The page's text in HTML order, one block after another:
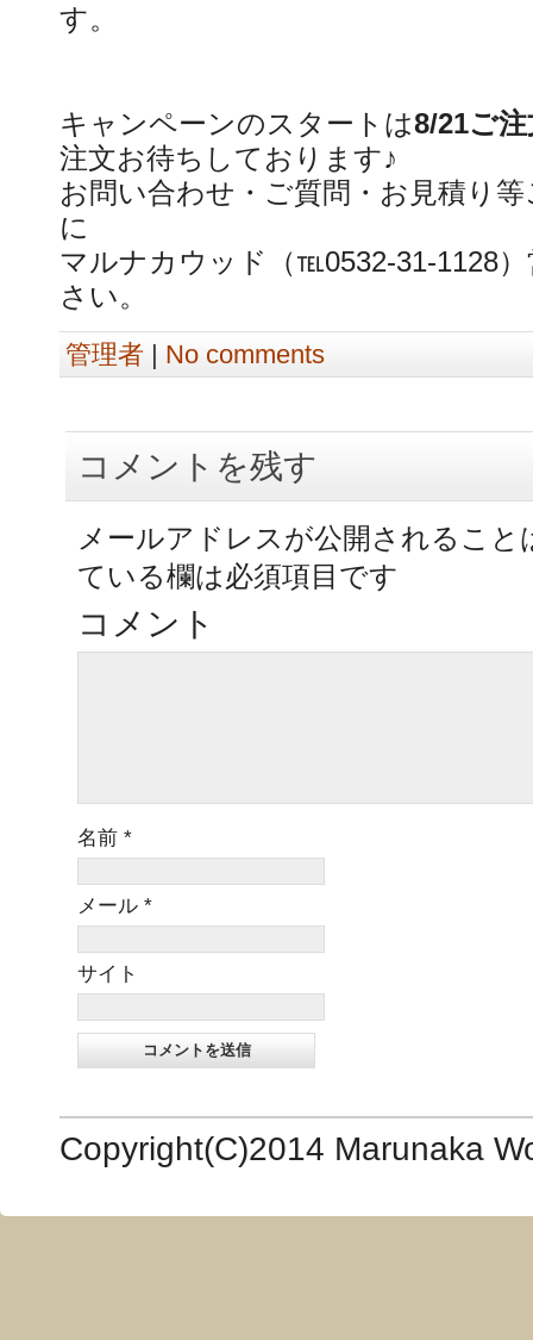
す。
キャンペーンのスタートは8/21ご
注文お待ちしております♪
お問い合わせ・ご質問・お見積り
に
マルナカウッド（℡0532-31-1128
さい。
管理者 | No comments
コメントを残す
メールアドレスが公開されること
ている欄は必須項目です
コメント
名前 *
メール *
サイト
Copyright(C)2014 Marunaka